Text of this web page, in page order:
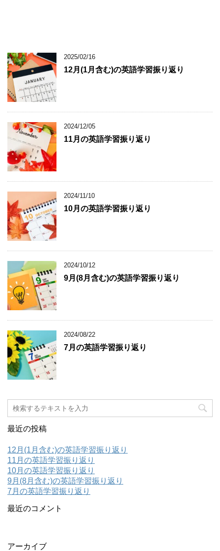
2025/02/16
12月(1月含む)の英語学習振り返り
2024/12/05
11月の英語学習振り返り
2024/11/10
10月の英語学習振り返り
2024/10/12
9月(8月含む)の英語学習振り返り
2024/08/22
7月の英語学習振り返り
最近の投稿
12月(1月含む)の英語学習振り返り
11月の英語学習振り返り
10月の英語学習振り返り
9月(8月含む)の英語学習振り返り
7月の英語学習振り返り
最近のコメント
アーカイブ